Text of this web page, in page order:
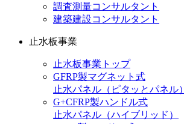
調査測量コンサルタント
建築建設コンサルタント
止水板事業
止水板事業トップ
GFRP製マグネット式
止水パネル（ピタッとパネル）
G+CFRP製ハンドル式
止水パネル（ハイブリッド）